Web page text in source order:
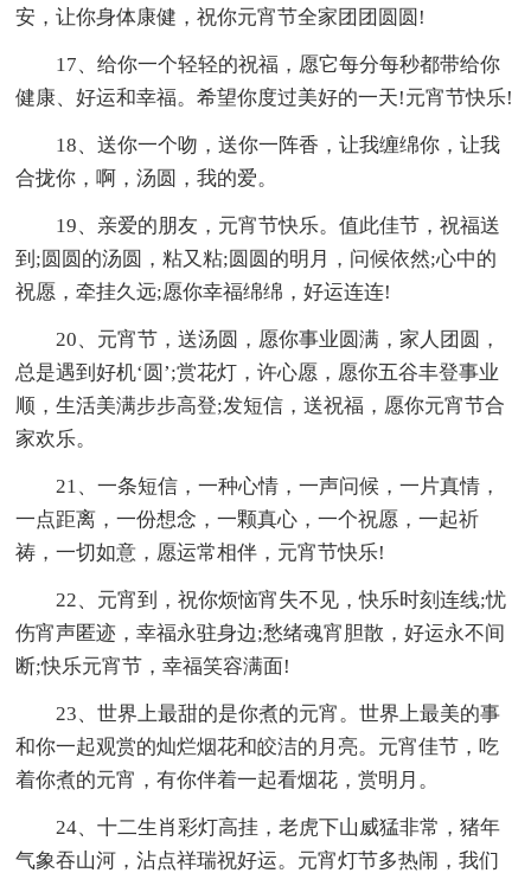
安，让你身体康健，祝你元宵节全家团团圆圆!
17、给你一个轻轻的祝福，愿它每分每秒都带给你
健康、好运和幸福。希望你度过美好的一天!元宵节快乐!
18、送你一个吻，送你一阵香，让我缠绵你，让我
合拢你，啊，汤圆，我的爱。
19、亲爱的朋友，元宵节快乐。值此佳节，祝福送
到;圆圆的汤圆，粘又粘;圆圆的明月，问候依然;心中的
祝愿，牵挂久远;愿你幸福绵绵，好运连连!
20、元宵节，送汤圆，愿你事业圆满，家人团圆，
总是遇到好机‘圆’;赏花灯，许心愿，愿你五谷丰登事业
顺，生活美满步步高登;发短信，送祝福，愿你元宵节合
家欢乐。
21、一条短信，一种心情，一声问候，一片真情，
一点距离，一份想念，一颗真心，一个祝愿，一起祈
祷，一切如意，愿运常相伴，元宵节快乐!
22、元宵到，祝你烦恼宵失不见，快乐时刻连线;忧
伤宵声匿迹，幸福永驻身边;愁绪魂宵胆散，好运永不间
断;快乐元宵节，幸福笑容满面!
23、世界上最甜的是你煮的元宵。世界上最美的事
和你一起观赏的灿烂烟花和皎洁的月亮。元宵佳节，吃
着你煮的元宵，有你伴着一起看烟花，赏明月。
24、十二生肖彩灯高挂，老虎下山威猛非常，猪年
气象吞山河，沾点祥瑞祝好运。元宵灯节多热闹，我们